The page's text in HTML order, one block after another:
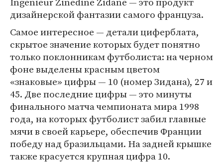
дизайнерской фантазии самого француза.
Самое интересное — детали циферблата,
скрытое значение которых будет понятно
только поклонникам футболиста: на черном
фоне выделены красным цветом
«знаковые» цифры — 10 (номер Зидана), 27 и
45. Две последние цифры — это минуты
финального матча чемпионата мира 1998
года, на которых футболист забил главные
мячи в своей карьере, обеспечив Франции
победу над бразильцами. На задней крышке
также красуется крупная цифра 10.